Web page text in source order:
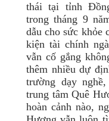
thái tại tỉnh
trong tháng 9
dẫu cho sức khỏe
kiện tài chính
vẫn cố gắng
thêm nhiều dự
trường dạy
trung tâm Quê
hoàn cảnh nào,